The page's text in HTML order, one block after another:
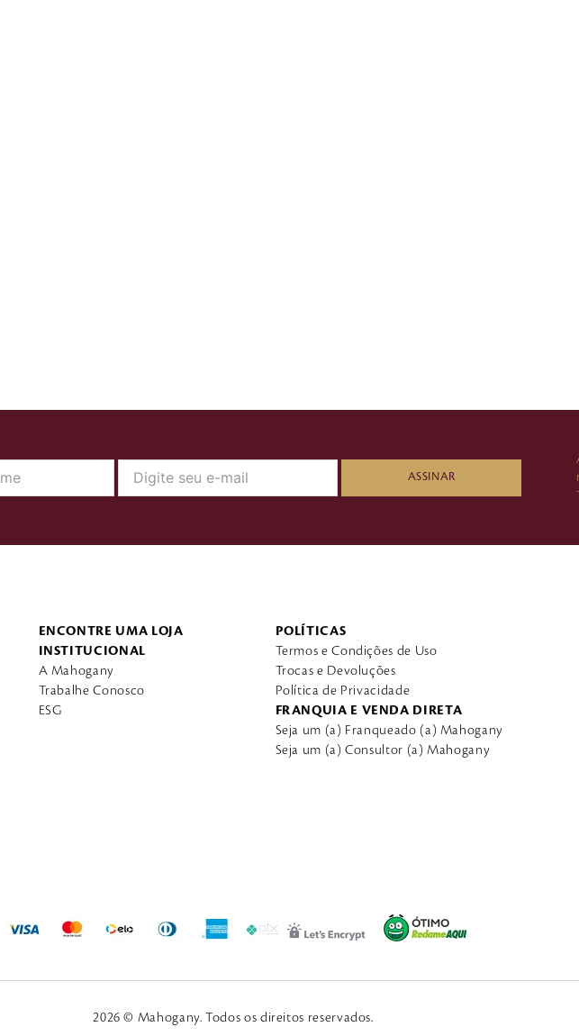
ASSINAR
ENCONTRE UMA LOJA
INSTITUCIONAL
A Mahogany
Trabalhe Conosco
ESG
POLÍTICAS
Termos e Condições de Uso
Trocas e Devoluções
Política de Privacidade
FRANQUIA E VENDA DIRETA
Seja um (a) Franqueado (a) Mahogany
Seja um (a) Consultor (a) Mahogany
2026 © Mahogany. Todos os direitos reservados.